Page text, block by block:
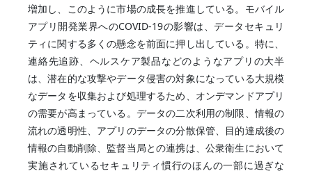
増加し、このように市場の成長を推進している。モバイル
アプリ開発業界へのCOVID-19の影響は、データセキュリ
ティに関する多くの懸念を前面に押し出している。特に、
連絡先追跡、ヘルスケア製品などのようなアプリの大半
は、潜在的な攻撃やデータ侵害の対象になっている大規模
なデータを収集および処理するため、オンデマンドアプリ
の需要が高まっている。データの二次利用の制限、情報の
流れの透明性、アプリのデータの分散保管、目的達成後の
情報の自動削除、監督当局との連携は、公衆衛生において
実施されているセキュリティ慣行のほんの一部に過ぎな